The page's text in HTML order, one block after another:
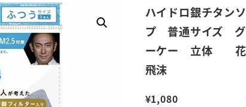
ハイドロ銀チタン
プ 普通サイズ
ーケー 立体
飛沫
¥1,080